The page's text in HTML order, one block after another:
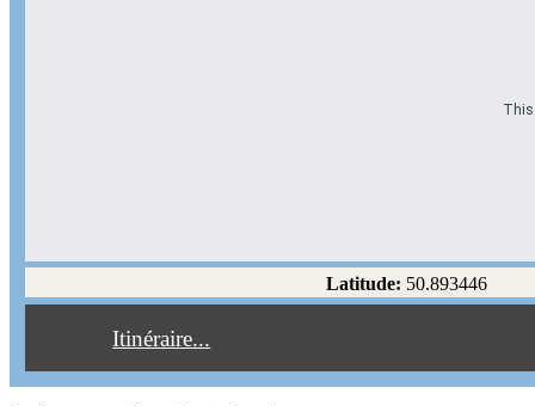
This
Latitude: 50.893446
Itinéraire...
Éviter les autoroutes
Éviter les péages
Reset